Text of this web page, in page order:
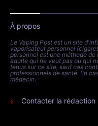
À propos
Le Vaping Post est un site
vaporisateur personnel
personnel est une méthode
adulte qui ne veut pas ou qui
tenus sur ce site, sauf cas
professionnels de santé. En
médecin.
Contacter la rédaction